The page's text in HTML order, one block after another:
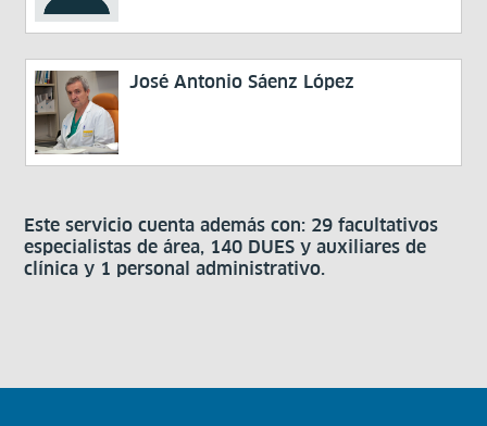
José Antonio Sáenz López
Este servicio cuenta además con: 29 facultativos
especialistas de área, 140 DUES y auxiliares de
clínica y 1 personal administrativo.